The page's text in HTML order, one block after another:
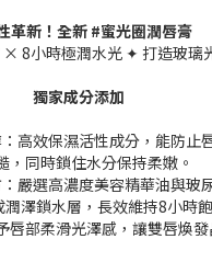
革新！全新 #蜜光圈潤唇膏
× 8小時極潤水光 ✦ 打造玻璃
獨家成分添加
高效保濕活性成分，能防止
，同時鎖住水分保持柔嫩。
嚴選高濃度美容精華油與玻
澤鎖水層，長效維持8小時
唇部柔滑光澤感，讓雙唇煥發